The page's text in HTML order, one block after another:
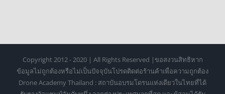
Copyright 2012 - 2020 | All Rights Reserved |ขอสงวนสิทธิหาก
ข้อมูลไม่ถูกต้องหรือไม่เป็นปัจจุบันโปรดติดต่อร้านค้าเพื่อความถูกต้อง
Drone Academy Thailand : สถาบันอบรมโดรนแห่งเดียวในไทยที่ได้